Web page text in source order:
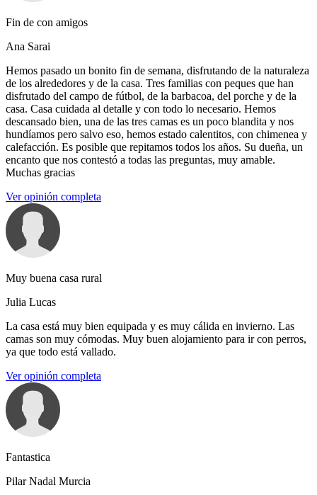
Fin de con amigos
Ana Sarai
Hemos pasado un bonito fin de semana, disfrutando de la naturaleza
de los alrededores y de la casa. Tres familias con peques que han
disfrutado del campo de fútbol, de la barbacoa, del porche y de la
casa. Casa cuidada al detalle y con todo lo necesario. Hemos
descansado bien, una de las tres camas es un poco blandita y nos
hundíamos pero salvo eso, hemos estado calentitos, con chimenea y
calefacción. Es posible que repitamos todos los años. Su dueña, un
encanto que nos contestó a todas las preguntas, muy amable.
Muchas gracias
Ver opinión completa
Muy buena casa rural
Julia Lucas
La casa está muy bien equipada y es muy cálida en invierno. Las
camas son muy cómodas. Muy buen alojamiento para ir con perros,
ya que todo está vallado.
Ver opinión completa
Fantastica
Pilar Nadal Murcia